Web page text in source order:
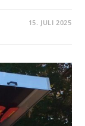
15. JULI 2025